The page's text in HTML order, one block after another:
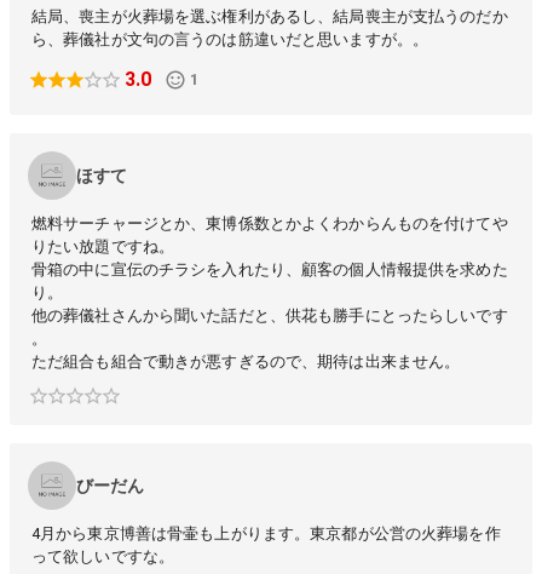
結局、喪主が火葬場を選ぶ権利があるし、結局喪主が支払うのだか
ら、葬儀社が文句の言うのは筋違いだと思いますが。。
3.0 1
ほすて
燃料サーチャージとか、東博係数とかよくわからんものを付けてや
りたい放題ですね。
骨箱の中に宣伝のチラシを入れたり、顧客の個人情報提供を求めた
り。
他の葬儀社さんから聞いた話だと、供花も勝手にとったらしいです
。
ただ組合も組合で動きが悪すぎるので、期待は出来ません。
びーだん
4月から東京博善は骨壷も上がります。東京都が公営の火葬場を作
って欲しいですな。